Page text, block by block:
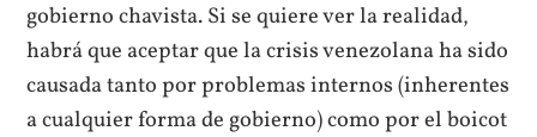
gobierno chavista. Si se quiere ver la realidad,
habrá que aceptar que la crisis venezolana ha sido
causada tanto por problemas internos (inherentes
a cualquier forma de gobierno) como por el boicot